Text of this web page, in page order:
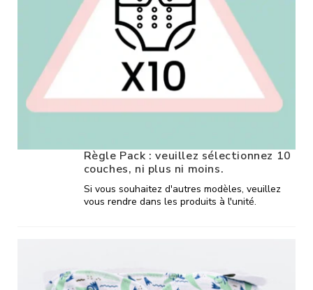
Règle Pack : veuillez sélectionnez 10
couches, ni plus ni moins.
Si vous souhaitez d'autres modèles, veuillez
vous rendre dans les produits à l'unité.